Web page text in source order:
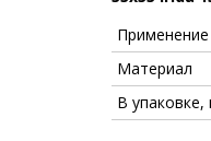
Применение
Материал
В упаковке,